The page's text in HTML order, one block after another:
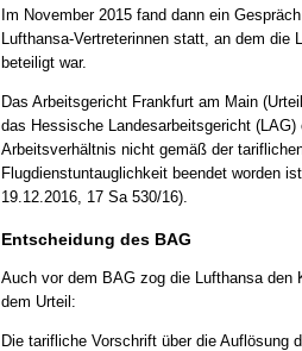
Im November 2015 fand dann ein
Lufthansa-Vertreterinnen statt, an dem die
beteiligt war.
Das Arbeitsgericht Frankfurt am Main
das Hessische Landesarbeitsgericht
Arbeitsverhältnis nicht gemäß der
Flugdienstuntauglichkeit beendet worden
19.12.2016, 17 Sa 530/16).
Entscheidung des BAG
Auch vor dem BAG zog die Lufthansa den
dem Urteil:
Die tarifliche Vorschrift über die Auflösung